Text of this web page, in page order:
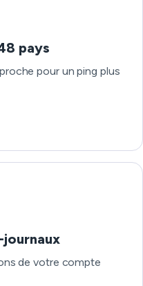
pays
pour un ping plus
de votre compte